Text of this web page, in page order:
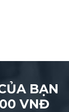
BẠN
VNĐ